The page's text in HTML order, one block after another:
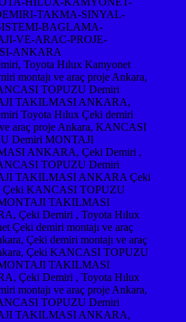
Toyota Hılux Kamyonet
montajı ve araç proje Ankara,
TOPUZU Demiri
TAKILMASI ANKARA,
Toyota Hılux Çeki demiri
ve araç proje Ankara, KANCASI
Demiri MONTAJI
ANKARA, Çeki Demiri ,
TOPUZU Demiri
TAKILMASI ANKARA Çeki
Çeki KANCASI TOPUZU
TAKILMASI
Çeki Demiri , Toyota Hılux
Çeki demiri montajı ve araç
Çeki demiri montajı ve araç
Çeki KANCASI TOPUZU
TAKILMASI
Çeki Demiri , Toyota Hılux
montajı ve araç proje Ankara,
TOPUZU Demiri
TAKILMASI ANKARA,